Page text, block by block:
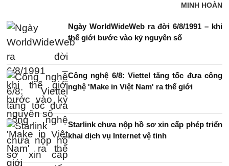
MINH HOÀN
Ngày WorldWideWeb ra đời 6/8/1991 – khi
thế giới bước vào kỷ nguyên số
Công nghệ 6/8: Viettel tăng tốc đưa công
nghệ 'Make in Việt Nam' ra thế giới
Starlink chưa nộp hồ sơ xin cấp phép triển
khai dịch vụ Internet vệ tinh